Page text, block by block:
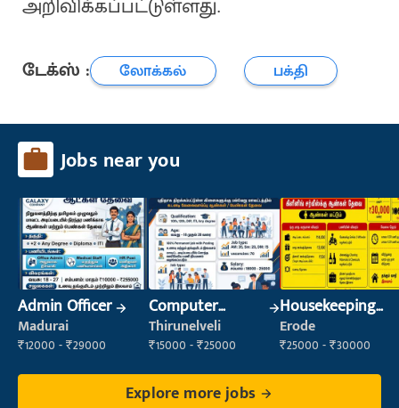
அறிவிக்கப்பட்டுள்ளது.
டேக்ஸ் : லோக்கல் பக்தி
Jobs near you
Admin Officer
Madurai
₹12000 - ₹29000
Computer
Operator
Thirunelveli
₹15000 - ₹25000
Housekeeping
Staff
(Housekeeping)
Erode
₹25000 - ₹30000
Explore more jobs